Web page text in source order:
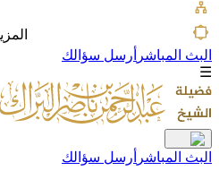
البث المباشر أرسل سؤالك
☰
البث المباشر أرسل سؤالك